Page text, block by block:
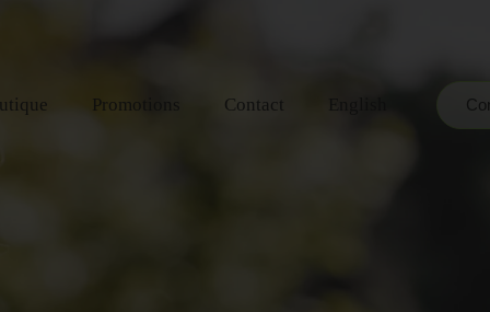
Promotions Contact